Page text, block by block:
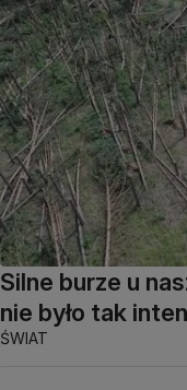
Silne burze u
nie było tak
ŚWIAT